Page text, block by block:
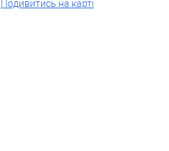
Подивитись на карті